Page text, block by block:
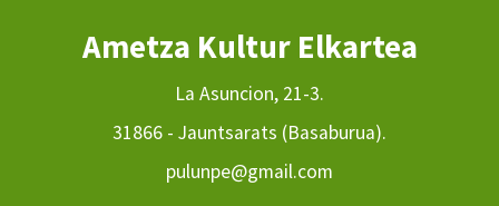
Ametza Kultur Elkartea
La Asuncion, 21-3.
31866 - Jauntsarats (Basaburua).
pulunpe@gmail.com